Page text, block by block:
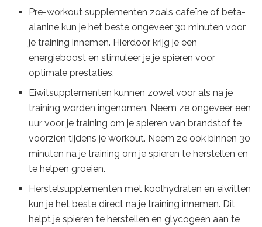
Pre-workout supplementen zoals cafeïne of beta-
alanine kun je het beste ongeveer 30 minuten voor
je training innemen. Hierdoor krijg je een
energieboost en stimuleer je je spieren voor
optimale prestaties.
Eiwitsupplementen kunnen zowel voor als na je
training worden ingenomen. Neem ze ongeveer een
uur voor je training om je spieren van brandstof te
voorzien tijdens je workout. Neem ze ook binnen 30
minuten na je training om je spieren te herstellen en
te helpen groeien.
Herstelsupplementen met koolhydraten en eiwitten
kun je het beste direct na je training innemen. Dit
helpt je spieren te herstellen en glycogeen aan te